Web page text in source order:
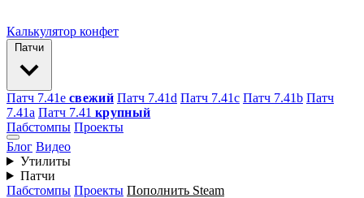
Калькулятор конфет
Патчи
Патч 7.41e свежий Патч 7.41d Патч 7.41c Патч 7.41b Патч
7.41а Патч 7.41 крупный
Пабстомпы Проекты
Блог Видео
Утилиты
Патчи
Пабстомпы Проекты Пополнить Steam